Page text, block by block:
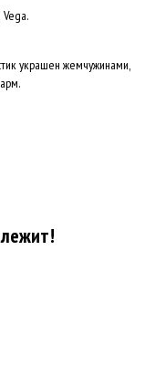
Vega.
украшен жемчужинами,